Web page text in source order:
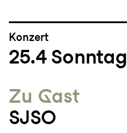
Konzert
25.4 Sonntag
Zu Gast
SJSO